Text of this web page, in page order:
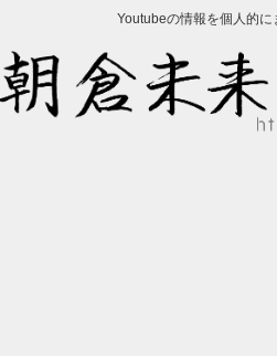
Youtubeの情報を個人的に